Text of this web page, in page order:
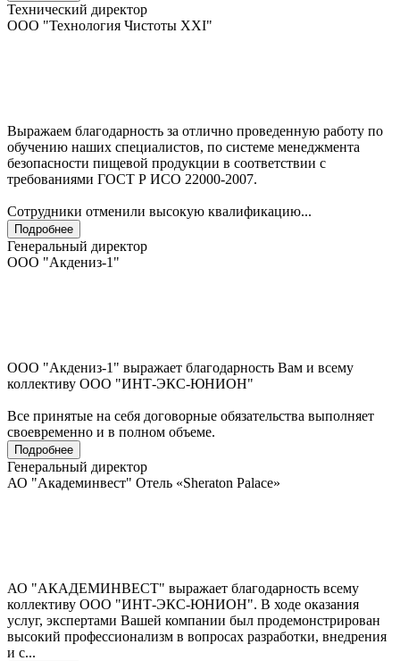
Технический директор
ООО "Технология Чистоты XXI"
Выражаем благодарность за отлично проведенную работу по
обучению наших специалистов, по системе менеджмента
безопасности пищевой продукции в соответствии с
требованиями ГОСТ Р ИСО 22000-2007.
Сотрудники отменили высокую квалификацию...
Подробнее
Генеральный директор
ООО "Акдениз-1"
ООО "Акдениз-1" выражает благодарность Вам и всему
коллективу ООО "ИНТ-ЭКС-ЮНИОН"
Все принятые на себя договорные обязательства выполняет
своевременно и в полном объеме.
Подробнее
Генеральный директор
АО "Академинвест" Отель «Sheraton Palace»
АО "АКАДЕМИНВЕСТ" выражает благодарность всему
коллективу ООО "ИНТ-ЭКС-ЮНИОН". В ходе оказания
услуг, экспертами Вашей компании был продемонстрирован
высокий профессионализм в вопросах разработки, внедрения
и с...